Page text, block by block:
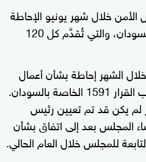
خلال شهر يونيو الإحاطة
الدورية الخاصة بالوضع في السودان، والتي تُقدَّم كل 120
الشهر إحاطة بشأن أعمال
لجنة العقوبات المنشأة بموجب القرار 1591 الخاصة بالسودان.
لم يكن قد تم تعيين رئيس
المجلس بعد إلى اتفاق بشأن
للمجلس خلال العام الحالي.